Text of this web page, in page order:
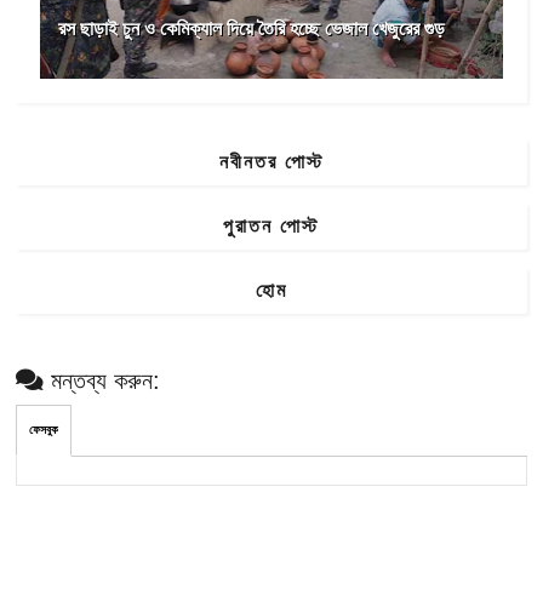
রস ছাড়াই চুন ও কেমিক্যাল দিয়ে তৈরি হচ্ছে ভেজাল খেজুরের গুড়
নবীনতর পোস্ট
পুরাতন পোস্ট
হোম
মন্তব্য করুন:
ফেসবুক